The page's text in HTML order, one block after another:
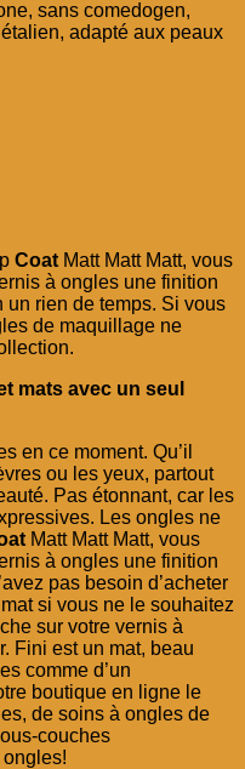
sans comedogen,
adapté aux peaux
Coat Matt Matt Matt, vous
à ongles une finition
un rien de temps. Si vous
de maquillage ne
mats avec un seul
en ce moment. Qu’il
ou les yeux, partout
Pas étonnant, car les
Les ongles ne
Matt Matt Matt, vous
à ongles une finition
pas besoin d’acheter
si vous ne le souhaitez
sur votre vernis à
Fini est un mat, beau
comme d’un
boutique en ligne le
de soins à ongles de
couches